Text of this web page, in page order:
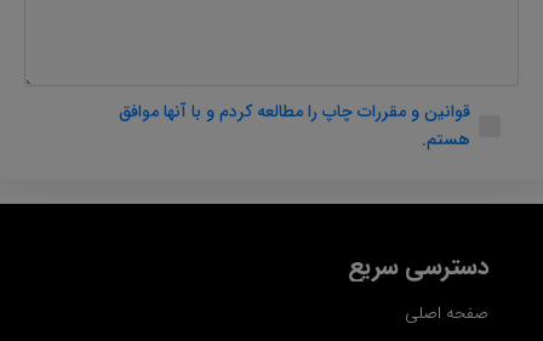
قوانین و مقررات چاپ را مطالعه کردم و با آنها موافق
هستم.
دسترسی سریع
صفحه اصلی